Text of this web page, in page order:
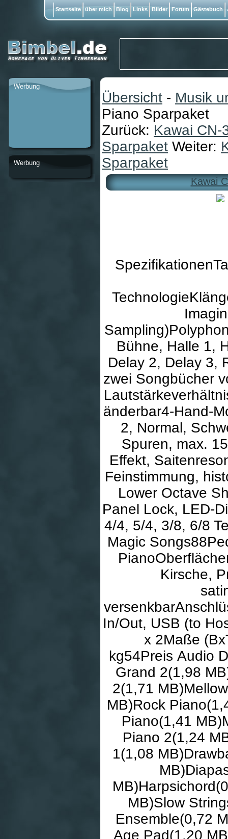
Übersicht - Musik
Piano Sparpaket
Zurück: Kawai CN-
Sparpaket Weiter:
Sparpaket
Kawai
Bühne, Halle 1,
Delay 2, Delay 3,
zwei Songbücher
änderbar4-Hand-
2, Normal,
Spuren, max.
Effekt,
Feinstimmung,
Lower Octave
Panel Lock, LED-
4/4, 5/4, 3/8, 6/8
Magic
Kirsche,
In/Out, USB (to
x 2Maße
kg54Preis Audio
Grand 2(1,98
2(1,71
MB)Rock
Piano(1,41
Piano 2(1,24
1(1,08
MB)Slow
Ensemble(0,72
Age Pad(1,20
Werbung
Werbung
Startseite über mich Blog Links Bilder Forum Gästebuch